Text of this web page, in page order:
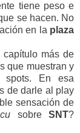
tiene peso e
se hacen. No
en la plaza
capítulo más de
que muestran y
En esa
de darle al play
sensación de
sobre SNT?